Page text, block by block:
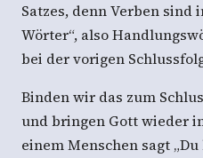
Satzes, denn Verben sind
Wörter“, also
bei der vorigen
Binden wir das zum
und bringen Gott wieder
einem Menschen sagt